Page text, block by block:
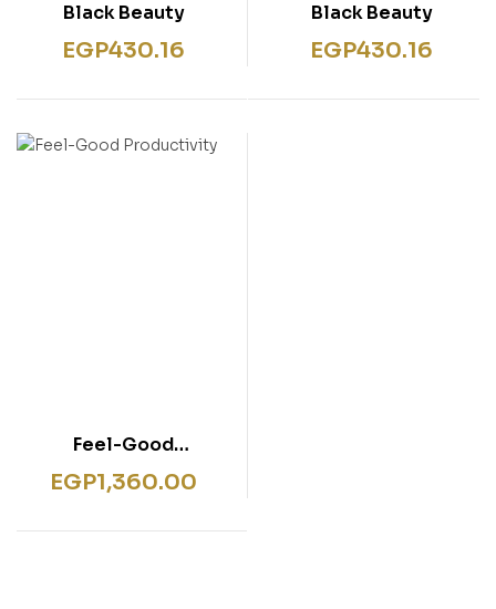
Black Beauty
EGP430.16
Black Beauty
EGP430.16
Feel-Good
Productivity
EGP1,360.00